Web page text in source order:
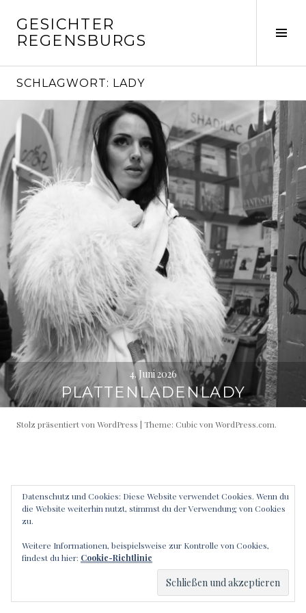
zum
Inhalt
GESICHTER
REGENSBURGS
SCHLAGWORT: LADY
4. Juni 2026
PLATTENLADENLADY
Stolz präsentiert von WordPress | Theme: Cubic von WordPress.com.
Datenschutz und Cookies: Diese Website verwendet Cookies. Wenn du
die Website weiterhin nutzt, stimmst du der Verwendung von Cookies
zu.
Weitere Informationen, beispielsweise zur Kontrolle von Cookies,
findest du hier: Cookie-Richtlinie